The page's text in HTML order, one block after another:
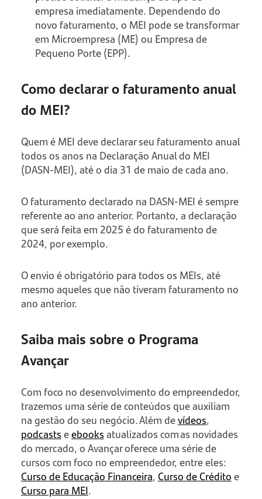
empresa imediatamente. Dependendo do
novo faturamento, o MEI pode se transformar
em Microempresa (ME) ou Empresa de
Pequeno Porte (EPP).
Como declarar o faturamento anual
do MEI?
Quem é MEI deve declarar seu faturamento anual
todos os anos na Declaração Anual do MEI
(DASN-MEI), até o dia 31 de maio de cada ano.
O faturamento declarado na DASN-MEI é sempre
referente ao ano anterior. Portanto, a declaração
que será feita em 2025 é do faturamento de
2024, por exemplo.
O envio é obrigatório para todos os MEIs, até
mesmo aqueles que não tiveram faturamento no
ano anterior.
Saiba mais sobre o Programa
Avançar
Com foco no desenvolvimento do empreendedor,
trazemos uma série de conteúdos que auxiliam
na gestão do seu negócio. Além devídeos,
podcastseebooksatualizados com as novidades
do mercado, o Avançar oferece uma série de
cursos com foco no empreendedor, entre eles:
Curso de Educação Financeira, Curso de Créditoe
Curso para MEI.